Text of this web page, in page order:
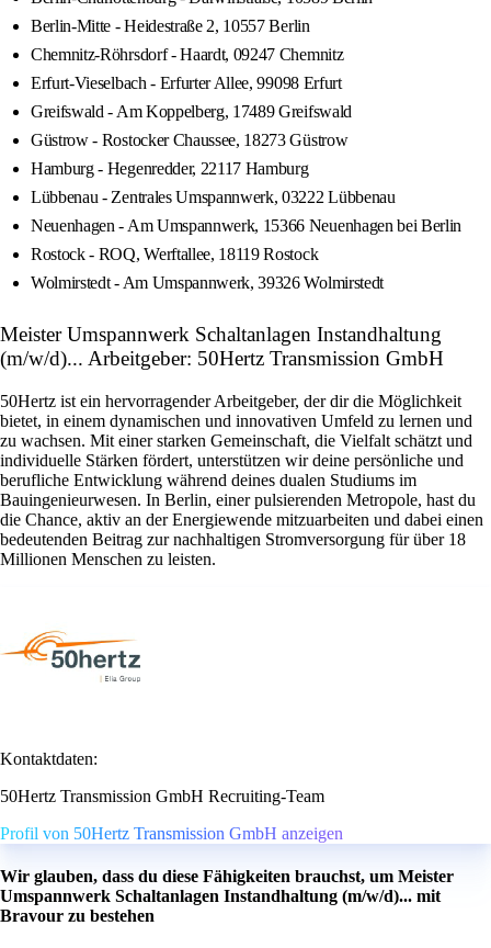
Berlin-Mitte - Heidestraße 2, 10557 Berlin
Chemnitz-Röhrsdorf - Haardt, 09247 Chemnitz
Erfurt-Vieselbach - Erfurter Allee, 99098 Erfurt
Greifswald - Am Koppelberg, 17489 Greifswald
Güstrow - Rostocker Chaussee, 18273 Güstrow
Hamburg - Hegenredder, 22117 Hamburg
Lübbenau - Zentrales Umspannwerk, 03222 Lübbenau
Neuenhagen - Am Umspannwerk, 15366 Neuenhagen bei Berlin
Rostock - ROQ, Werftallee, 18119 Rostock
Wolmirstedt - Am Umspannwerk, 39326 Wolmirstedt
Meister Umspannwerk Schaltanlagen Instandhaltung
(m/w/d)... Arbeitgeber: 50Hertz Transmission GmbH
50Hertz ist ein hervorragender Arbeitgeber, der dir die Möglichkeit
bietet, in einem dynamischen und innovativen Umfeld zu lernen und
zu wachsen. Mit einer starken Gemeinschaft, die Vielfalt schätzt und
individuelle Stärken fördert, unterstützen wir deine persönliche und
berufliche Entwicklung während deines dualen Studiums im
Bauingenieurwesen. In Berlin, einer pulsierenden Metropole, hast du
die Chance, aktiv an der Energiewende mitzuarbeiten und dabei einen
bedeutenden Beitrag zur nachhaltigen Stromversorgung für über 18
Millionen Menschen zu leisten.
Kontaktdaten:
50Hertz Transmission GmbH Recruiting-Team
Profil von 50Hertz Transmission GmbH anzeigen
Wir glauben, dass du diese Fähigkeiten brauchst, um Meister
Umspannwerk Schaltanlagen Instandhaltung (m/w/d)... mit
Bravour zu bestehen